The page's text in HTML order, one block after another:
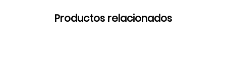
Productos relacionados